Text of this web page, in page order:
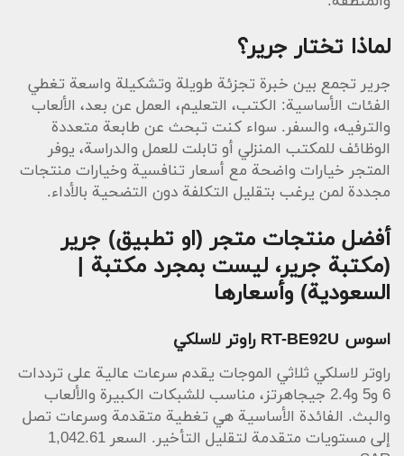
لماذا تختار جرير؟
جرير تجمع بين خبرة تجزئة طويلة وتشكيلة واسعة تغطي
الفئات الأساسية: الكتب، التعليم، العمل عن بعد، الألعاب
والترفيه، والسفر. سواء كنت تبحث عن طابعة متعددة
الوظائف للمكتب المنزلي أو تابلت للعمل والدراسة، يوفر
المتجر خيارات واضحة مع أسعار تنافسية وخيارات منتجات
مجددة لمن يرغب بتقليل التكلفة دون التضحية بالأداء.
أفضل منتجات متجر (او تطبيق) جرير
(مكتبة جرير، ليست بمجرد مكتبة |
السعودية) وأسعارها
اسوس RT-BE92U راوتر لاسلكي
راوتر لاسلكي ثلاثي الموجات يقدم سرعات عالية على ترددات
6 و5 و2.4 جيجاهرتز، مناسب للشبكات الكبيرة والألعاب
والبث. الفائدة الأساسية هي تغطية متقدمة وسرعات تصل
إلى مستويات متقدمة لتقليل التأخير. السعر 1,042.61